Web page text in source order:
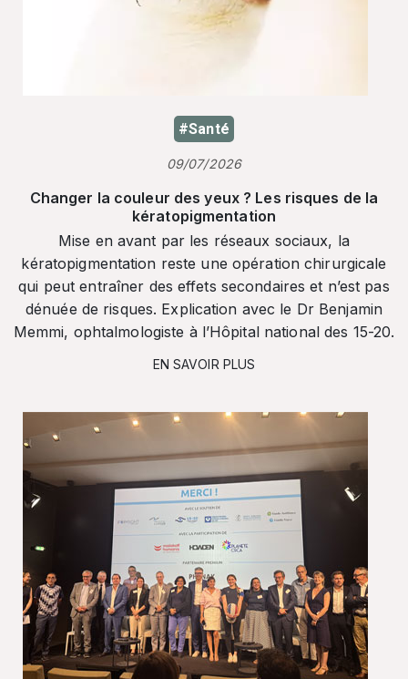
#Santé
09/07/2026
Changer la couleur des yeux ? Les risques de la
kératopigmentation
Mise en avant par les réseaux sociaux, la
kératopigmentation reste une opération chirurgicale
qui peut entraîner des effets secondaires et n’est pas
dénuée de risques. Explication avec le Dr Benjamin
Memmi, ophtalmologiste à l’Hôpital national des 15-20.
EN SAVOIR PLUS